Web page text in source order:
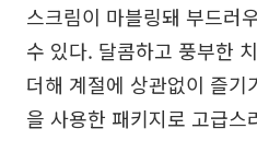
스크림이 마블링돼 부드러
수 있다. 달콤하고 풍부한
더해 계절에 상관없이 즐
을 사용한 패키지로 고급스